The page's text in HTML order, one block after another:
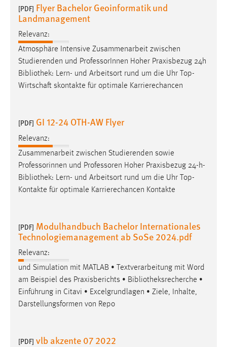
[PDF] Flyer Bachelor Geoinformatik und
Landmanagement
Relevanz:
Atmosphäre Intensive Zusammenarbeit zwischen
Studierenden und ProfessorInnen Hoher Praxisbezug 24h
Bibliothek: Lern- und Arbeitsort rund um die Uhr Top-
Wirtschaft skontakte für optimale Karrierechancen
[PDF] GI 12-24 OTH-AW Flyer
Relevanz:
Zusammenarbeit zwischen Studierenden sowie
Professorinnen und Professoren Hoher Praxisbezug 24-h-
Bibliothek: Lern- und Arbeitsort rund um die Uhr Top-
Kontakte für optimale Karrierechancen Kontakte
[PDF] Modulhandbuch Bachelor Internationales
Technologiemanagement ab SoSe 2024.pdf
Relevanz:
und Simulation mit MATLAB • Textverarbeitung mit Word
am Beispiel des Praxisberichts • Bibliotheksrecherche •
Einführung in Citavi • Excelgrundlagen • Ziele, Inhalte,
Darstellungsformen von Repo
[PDF] vlb akzente 07 2022